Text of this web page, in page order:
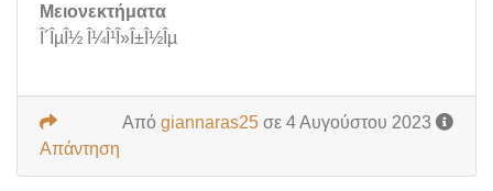
Μειονεκτήματα
Î´ÎµÎ½ Î¼Î¹Î»Î±Î½Îµ
Από giannaras25 σε 4 Αυγούστου 2023
Απάντηση